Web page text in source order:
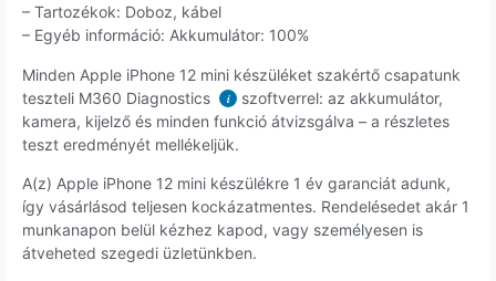
– Tartozékok: Doboz, kábel
– Egyéb információ: Akkumulátor: 100%
Minden Apple iPhone 12 mini készüléket szakértő csapatunk
teszteli M360 Diagnostics
i
szoftverrel: az akkumulátor,
kamera, kijelző és minden funkció átvizsgálva – a részletes
teszt eredményét mellékeljük.
A(z) Apple iPhone 12 mini készülékre 1 év garanciát adunk,
így vásárlásod teljesen kockázatmentes. Rendelésedet akár 1
munkanapon belül kézhez kapod, vagy személyesen is
átveheted szegedi üzletünkben.